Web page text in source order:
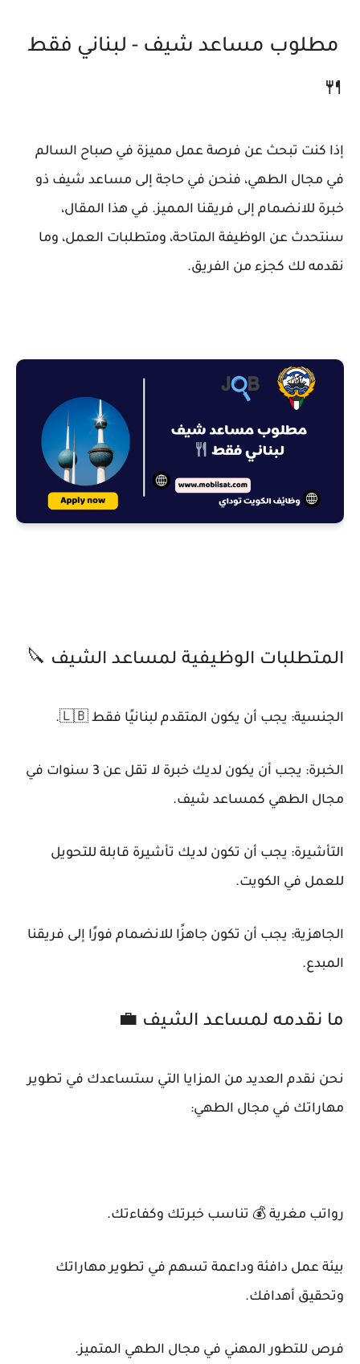
مطلوب مساعد شيف - لبناني فقط
🍴
إذا كنت تبحث عن فرصة عمل مميزة في صباح السالم
في مجال الطهي، فنحن في حاجة إلى مساعد شيف ذو
خبرة للانضمام إلى فريقنا المميز. في هذا المقال،
سنتحدث عن الوظيفة المتاحة، ومتطلبات العمل، وما
نقدمه لك كجزء من الفريق.
المتطلبات الوظيفية لمساعد الشيف 🔪
الجنسية: يجب أن يكون المتقدم لبنانيًا فقط 🇱🇧.
الخبرة: يجب أن يكون لديك خبرة لا تقل عن 3 سنوات في
مجال الطهي كمساعد شيف.
التأشيرة: يجب أن تكون لديك تأشيرة قابلة للتحويل
للعمل في الكويت.
الجاهزية: يجب أن تكون جاهزًا للانضمام فورًا إلى فريقنا
المبدع.
ما نقدمه لمساعد الشيف 💼
نحن نقدم العديد من المزايا التي ستساعدك في تطوير
مهاراتك في مجال الطهي:
رواتب مغرية 💰 تناسب خبرتك وكفاءتك.
بيئة عمل دافئة وداعمة تسهم في تطوير مهاراتك
وتحقيق أهدافك.
فرص للتطور المهني في مجال الطهي المتميز.